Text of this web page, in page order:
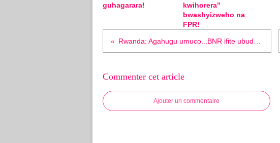
guhagarara!
kwihorera"
bwashyizweho na
FPR!
Commenter cet article
Ajouter un commentaire